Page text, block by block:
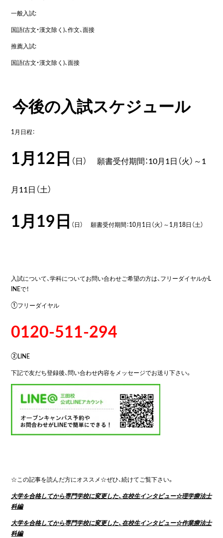
一般入試:
国語(古文・漢文除く)、作文、面接
推薦入試:
国語(古文・漢文除く)、面接
今後の入試スケジュール
1月日程：
1月12日 （日） 願書受付期間：10月1日（火）～1
月11日（土）
1月19日 （日） 願書受付期間：10月1日（火）～1月18日（土）
入試について、学科についてお問い合わせご希望の方は、フリーダイヤルかL
INEで！
①フリーダイヤル
0120-511-294
②LINE
下記で友だち登録後、問い合わせ内容をメッセージでお送り下さい。
☆この記事を読んだ方にオススメ☆ぜひ、続けてご覧下さい。
大学を合格してから専門学校に変更した、在校生インタビュー☆理学療法士
科編
大学を合格してから専門学校に変更した、在校生インタビュー☆作業療法士
科編